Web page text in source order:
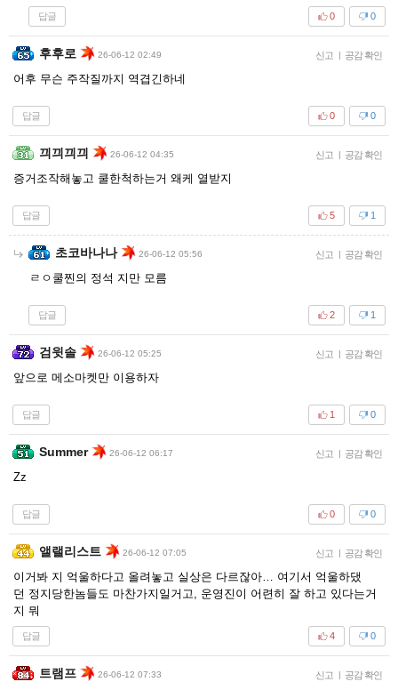
답글 0
0
후후로 26-06-12 02:49 신고 | 공감 확인
어후 무슨 주작질까지 역겹긴하네
답글 0
0
끠끠끠끠 26-06-12 04:35 신고 | 공감 확인
증거조작해놓고 쿨한척하는거 왜케 열받지
답글 1
5
초코바나나 26-06-12 05:56 신고 | 공감 확인
ㄹㅇ쿨찐의 정석 지만 모름
답글 1
2
검윗솔 26-06-12 05:25 신고 | 공감 확인
앞으로 메소마켓만 이용하자
답글 0
1
Summer 26-06-12 06:17 신고 | 공감 확인
Zz
답글 0
0
앨랠리스트 26-06-12 07:05 신고 | 공감 확인
이거봐 지 억울하다고 올려놓고 실상은 다르잖아… 여기서 억울하댔
던 정지당한놈들도 마찬가지일거고, 운영진이 어련히 잘 하고 있다는거
지 뭐
답글 0
4
트램프 26-06-12 07:33 신고 | 공감 확인